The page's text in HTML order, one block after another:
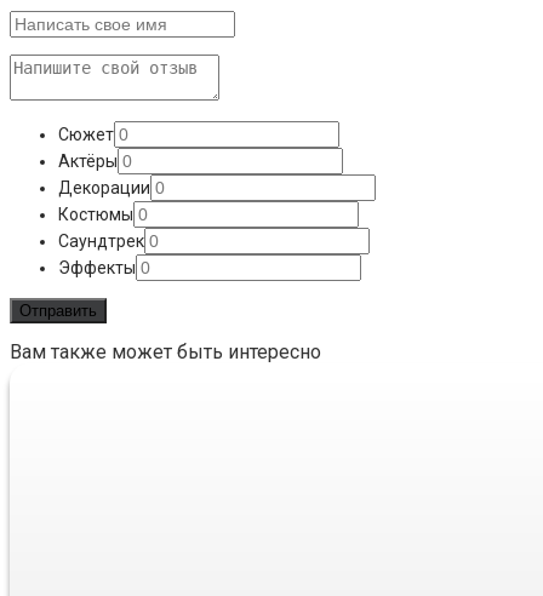
Сюжет
Актёры
Декорации
Костюмы
Саундтрек
Эффекты
Вам также может быть интересно